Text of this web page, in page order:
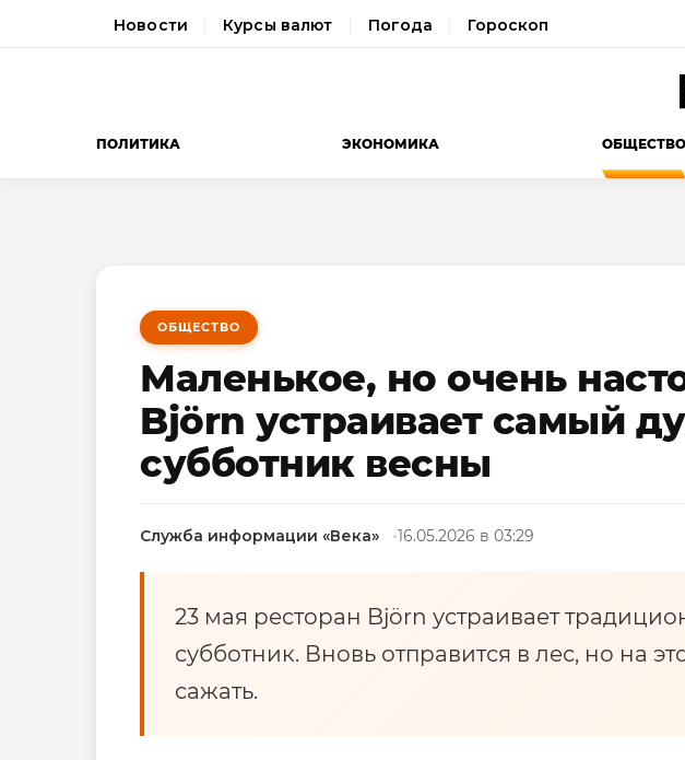
Новости Курсы валют Погода Гороскоп
ПОЛИТИКА ЭКОНОМИКА ОБЩЕСТВО
ОБЩЕСТВО
Маленькое, но очень
Björn устраивает самый
субботник весны
Служба информации «Века» 16.05.2026 в 03:29
23 мая ресторан Björn устраивает
субботник. Вновь отправится в лес, но на
сажать.